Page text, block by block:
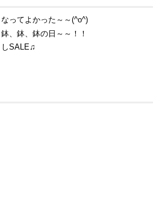
ってよかった～～(^o^)
、鉢、鉢の日～～！！
しSALE♫